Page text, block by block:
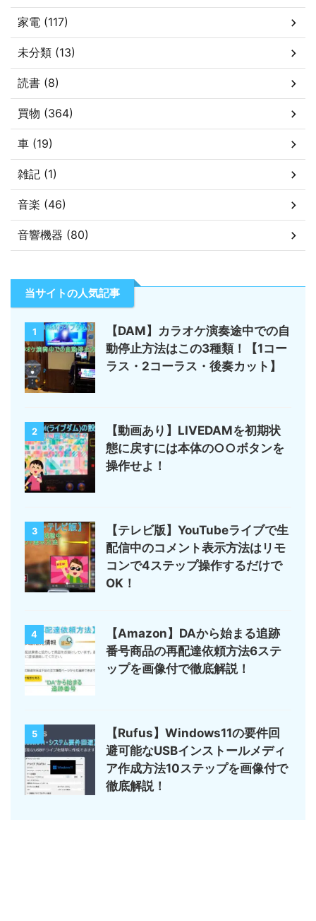
家電 (117)
未分類 (13)
読書 (8)
買物 (364)
車 (19)
雑記 (1)
音楽 (46)
音響機器 (80)
当サイトの人気記事
1
【DAM】カラオケ演奏途中での自
動停止方法はこの3種類！【1コー
ラス・2コーラス・後奏カット】
2
【動画あり】LIVEDAMを初期状
態に戻すには本体の○○ボタンを
操作せよ！
3
【テレビ版】YouTubeライブで生
配信中のコメント表示方法はリモ
コンで4ステップ操作するだけで
OK！
4
【Amazon】DAから始まる追跡
番号商品の再配達依頼方法6ステ
ップを画像付で徹底解説！
5
【Rufus】Windows11の要件回
避可能なUSBインストールメディ
ア作成方法10ステップを画像付で
徹底解説！